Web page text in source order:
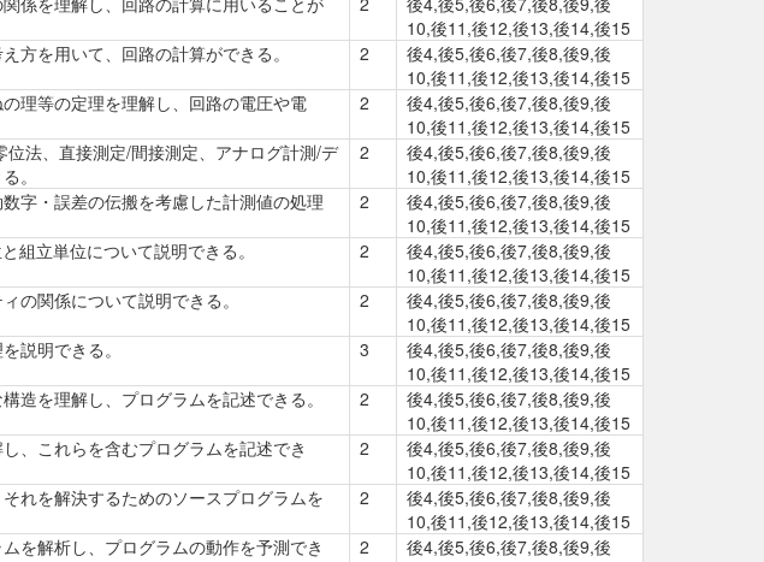
10,後11,後12,後13,後14,後15
方を用いて、回路の計算ができる。
2
後4,後5,後6,後7,後8,後9,後
10,後11,後12,後13,後14,後15
理等の定理を理解し、回路の電圧や電
2
後4,後5,後6,後7,後8,後9,後
10,後11,後12,後13,後14,後15
法、直接測定/間接測定、アナログ計測/デ
。
2
後4,後5,後6,後7,後8,後9,後
10,後11,後12,後13,後14,後15
字・誤差の伝搬を考慮した計測値の処理
2
後4,後5,後6,後7,後8,後9,後
10,後11,後12,後13,後14,後15
組立単位について説明できる。
2
後4,後5,後6,後7,後8,後9,後
10,後11,後12,後13,後14,後15
の関係について説明できる。
2
後4,後5,後6,後7,後8,後9,後
10,後11,後12,後13,後14,後15
説明できる。
3
後4,後5,後6,後7,後8,後9,後
10,後11,後12,後13,後14,後15
造を理解し、プログラムを記述できる。 2
後4,後5,後6,後7,後8,後9,後
10,後11,後12,後13,後14,後15
、これらを含むプログラムを記述でき
2
後4,後5,後6,後7,後8,後9,後
10,後11,後12,後13,後14,後15
れを解決するためのソースプログラムを
2
後4,後5,後6,後7,後8,後9,後
10,後11,後12,後13,後14,後15
を解析し、プログラムの動作を予測でき
2
後4,後5,後6,後7,後8,後9,後